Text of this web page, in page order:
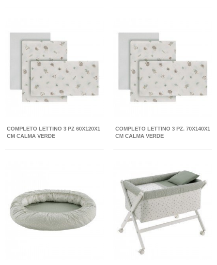
COMPLETO LETTINO 3 PZ 60X120X1
CM CALMA VERDE
COMPLETO LETTINO 3 PZ. 70X140X1
CM CALMA VERDE